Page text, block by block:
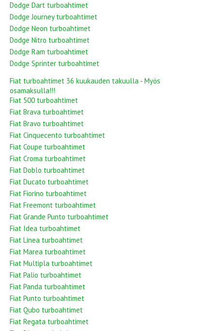
Dodge Dart turboahtimet
Dodge Journey turboahtimet
Dodge Neon turboahtimet
Dodge Nitro turboahtimet
Dodge Ram turboahtimet
Dodge Sprinter turboahtimet
Fiat turboahtimet 36 kuukauden takuulla - Myös
osamaksulla!!!
Fiat 500 turboahtimet
Fiat Brava turboahtimet
Fiat Bravo turboahtimet
Fiat Cinquecento turboahtimet
Fiat Coupe turboahtimet
Fiat Croma turboahtimet
Fiat Doblo turboahtimet
Fiat Ducato turboahtimet
Fiat Fiorino turboahtimet
Fiat Freemont turboahtimet
Fiat Grande Punto turboahtimet
Fiat Idea turboahtimet
Fiat Linea turboahtimet
Fiat Marea turboahtimet
Fiat Multipla turboahtimet
Fiat Palio turboahtimet
Fiat Panda turboahtimet
Fiat Punto turboahtimet
Fiat Qubo turboahtimet
Fiat Regata turboahtimet